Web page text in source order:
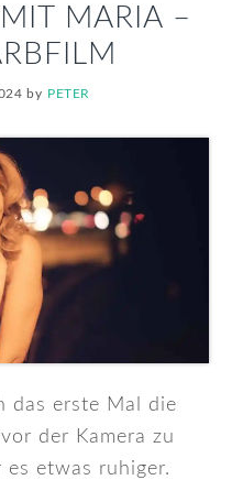
MARIA –
by PETER
das erste Mal die
der Kamera zu
es etwas ruhiger.